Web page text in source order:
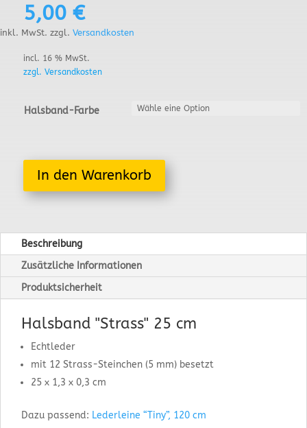
5,00 €
inkl. MwSt. zzgl. Versandkosten
incl. 16 % MwSt.
zzgl. Versandkosten
Halsband-Farbe
In den Warenkorb
Beschreibung
Zusätzliche Informationen
Produktsicherheit
Halsband "Strass" 25 cm
Echtleder
mit 12 Strass-Steinchen (5 mm) besetzt
25 x 1,3 x 0,3 cm
Dazu passend: Lederleine “Tiny”, 120 cm